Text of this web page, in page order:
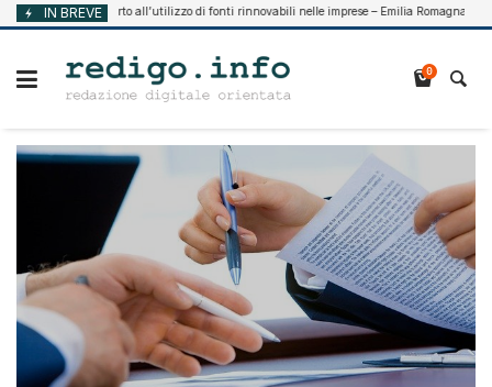
Vai
al
IN BREVE
2026 Supporto all’utilizzo di fonti rinnovabili nelle imprese – Emilia Romagna
0